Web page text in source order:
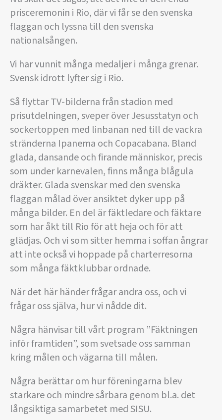
prisceremonin i Rio, där vi får se den svenska
flaggan och lyssna till den svenska
nationalsången.
Vi har vunnit många medaljer i många grenar.
Svensk idrott lyfter sig i Rio.
Så flyttar TV-bilderna från stadion med
prisutdelningen, sveper över Jesusstatyn och
sockertoppen med linbanan ned till de vackra
stränderna Ipanema och Copacabana. Bland
glada, dansande och firande människor, precis
som under karnevalen, finns många blågula
dräkter. Glada svenskar med den svenska
flaggan målad över ansiktet dyker upp på
många bilder. En del är fäktledare och fäktare
som har åkt till Rio för att heja och för att
glädjas. Och vi som sitter hemma i soffan ångrar
att inte också vi hoppade på charterresorna
som många fäktklubbar ordnade.
När det här händer frågar andra oss, och vi
frågar oss själva, hur vi nådde dit.
Några hänvisar till vårt program ”Fäktningen
inför framtiden”, som svetsade oss samman
kring målen och vägarna till målen.
Några berättar om hur föreningarna blev
starkare och mindre sårbara genom bl.a. det
långsiktiga samarbetet med SISU.